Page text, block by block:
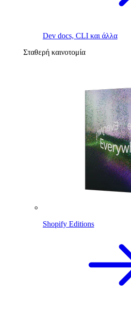
Dev docs, CLI και άλλα
Σταθερή καινοτομία
Shopify Editions